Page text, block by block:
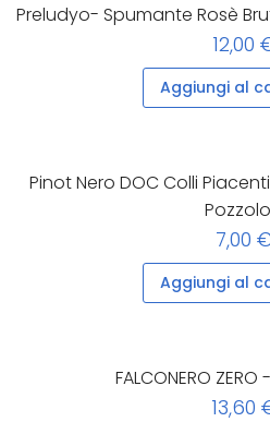
Preludyo- Spumante Rosè
12,00
Aggiungi al
Pinot Nero DOC Colli
7,00
Aggiungi al
FALCONERO ZERO
13,60